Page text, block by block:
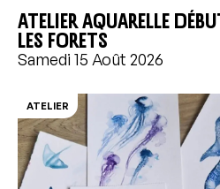
Atelier aquarelle
Les forets
Samedi 15 Août 2026
ATELIER